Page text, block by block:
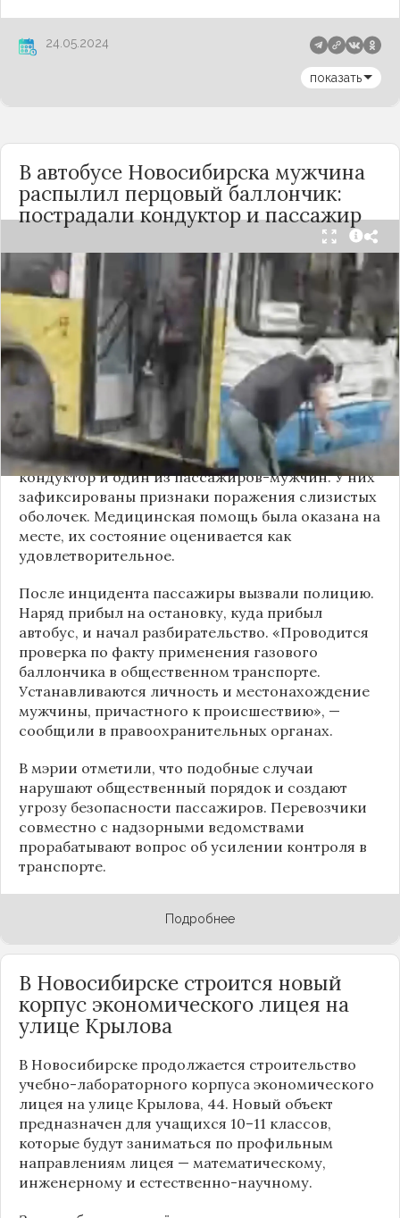
24.05.2024
показать
В автобусе Новосибирска мужчина
распылил перцовый баллончик:
пострадали кондуктор и пассажир
Вечером 24 сентября в салоне автобуса маршрута
№18 в Новосибирске произошёл инцидент с
применением перцового баллончика. Как
сообщили очевидцы в
Telegram-канале
«Инцидент Новосибирск», неизвестный
мужчина с бородой сначала вступил в перепалку
с кондуктором, затем поссорился с другими
пассажирами. В ходе конфликта он достал
газовый баллончик и распылил его в салоне.
По предварительным данным, пострадали
кондуктор и один из пассажиров-мужчин. У них
зафиксированы признаки поражения слизистых
оболочек. Медицинская помощь была оказана на
месте, их состояние оценивается как
удовлетворительное.
После инцидента пассажиры вызвали полицию.
Наряд прибыл на остановку, куда прибыл
автобус, и начал разбирательство. «Проводится
проверка по факту применения газового
баллончика в общественном транспорте.
Устанавливаются личность и местонахождение
мужчины, причастного к происшествию», —
сообщили в правоохранительных органах.
В мэрии отметили, что подобные случаи
нарушают общественный порядок и создают
угрозу безопасности пассажиров. Перевозчики
совместно с надзорными ведомствами
прорабатывают вопрос об усилении контроля в
транспорте.
Подробнее
В Новосибирске строится новый
корпус экономического лицея на
улице Крылова
В Новосибирске продолжается строительство
учебно-лабораторного корпуса экономического
лицея на улице Крылова, 44. Новый объект
предназначен для учащихся 10–11 классов,
которые будут заниматься по профильным
направлениям лицея — математическому,
инженерному и естественно-научному.